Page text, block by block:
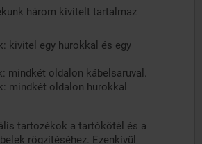
három kivitelt tartalmaz
kivitel egy hurokkal és egy
mindkét oldalon kábelsaruval.
mindkét oldalon hurokkal
tartozékok a tartókötél és a
rögzítéséhez. Ezenkívül